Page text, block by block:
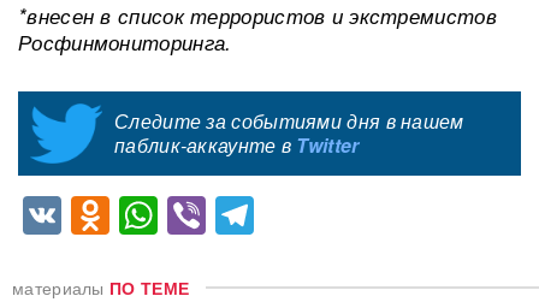
*внесен в список террористов и экстремистов
Росфинмониторинга.
Следите за событиями дня в нашем
паблик-аккаунте в Twitter
VKOdnoklassniki
WhatsApp
Viber
материалы ПО ТЕМЕ